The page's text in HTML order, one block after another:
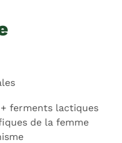
ferments lactiques
de la femme